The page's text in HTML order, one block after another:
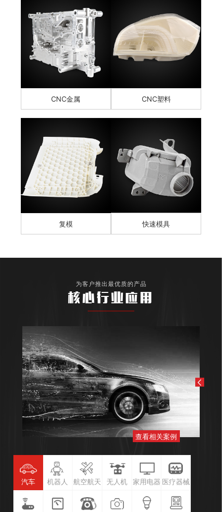
CNC金属 CNC塑料
复模 快速模具
为客户推出最优质的产品
核心行业应用
查看相关案例
汽车 机器人 航空航天 无人机 家用电器 医疗器械